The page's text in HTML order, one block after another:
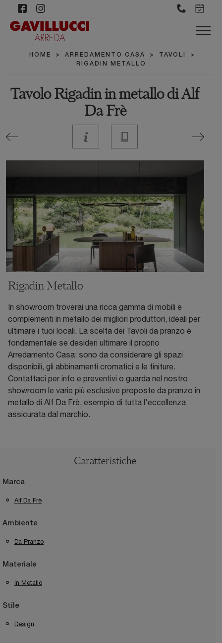
HOME > ARREDAMENTO CASA > TAVOLI
>
RIGADIN METALLO
Tavolo Rigadin in metallo di Alf
Da Frè
Rigadin Metallo
In showroom troverai una ricca gamma di mobili e
complementi in metallo dei migliori produttori, ideali per
ultimare i tuoi locali. La scelta dei Tavoli da pranzo è
fondamentale se desideri ultimare il proprio
Arredamento Casa: sono da considerare gli spazi
disponibili, gli abbinamenti cromatici e le finiture.
Contattaci per info e preventivi o guarda nel nostro
showroom le varie più esclusive proposte da pranzo in
metallo di Alf Da Frè, esempio di tutta l'eccellenza
assicurata dal marchio.
Caratteristiche
Marca
Alf Da Frè
Ambiente
Da Pranzo
Materiale
In Metallo
Stile
Design